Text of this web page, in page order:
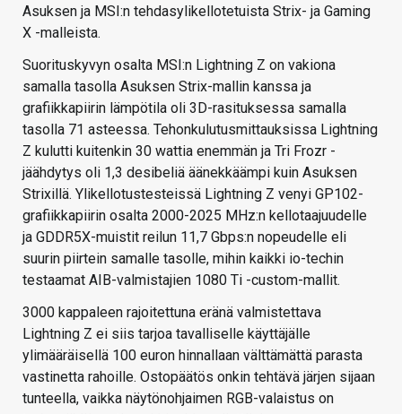
Asuksen ja MSI:n tehdasylikellotetuista Strix- ja Gaming
X -malleista.
Suorituskyvyn osalta MSI:n Lightning Z on vakiona
samalla tasolla Asuksen Strix-mallin kanssa ja
grafiikkapiirin lämpötila oli 3D-rasituksessa samalla
tasolla 71 asteessa. Tehonkulutusmittauksissa Lightning
Z kulutti kuitenkin 30 wattia enemmän ja Tri Frozr -
jäähdytys oli 1,3 desibeliä äänekkäämpi kuin Asuksen
Strixillä. Ylikellotustesteissä Lightning Z venyi GP102-
grafiikkapiirin osalta 2000-2025 MHz:n kellotaajuudelle
ja GDDR5X-muistit reilun 11,7 Gbps:n nopeudelle eli
suurin piirtein samalle tasolle, mihin kaikki io-techin
testaamat AIB-valmistajien 1080 Ti -custom-mallit.
3000 kappaleen rajoitettuna eränä valmistettava
Lightning Z ei siis tarjoa tavalliselle käyttäjälle
ylimääräisellä 100 euron hinnallaan välttämättä parasta
vastinetta rahoille. Ostopäätös onkin tehtävä järjen sijaan
tunteella, vaikka näytönohjaimen RGB-valaistus on